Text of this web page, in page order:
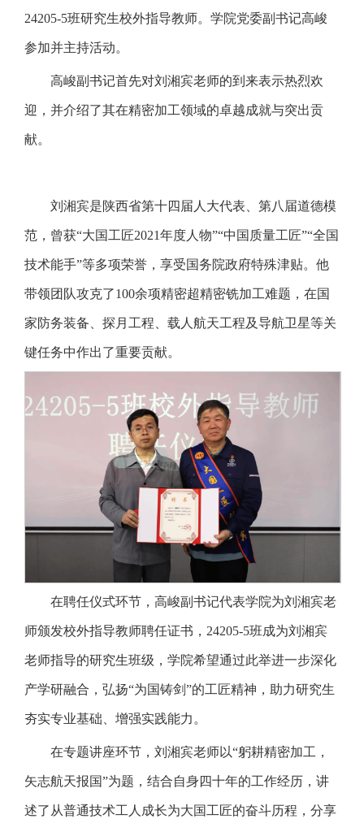
24205-5班研究生校外指导教师。学院党委副书记高峻
参加并主持活动。
高峻副书记首先对刘湘宾老师的到来表示热烈欢
迎，并介绍了其在精密加工领域的卓越成就与突出贡
献。
刘湘宾是陕西省第十四届人大代表、第八届道德模
范，曾获“大国工匠2021年度人物”“中国质量工匠”“全国
技术能手”等多项荣誉，享受国务院政府特殊津贴。他
带领团队攻克了100余项精密超精密铣加工难题，在国
家防务装备、探月工程、载人航天工程及导航卫星等关
键任务中作出了重要贡献。
在聘任仪式环节，高峻副书记代表学院为刘湘宾老
师颁发校外指导教师聘任证书，24205-5班成为刘湘宾
老师指导的研究生班级，学院希望通过此举进一步深化
产学研融合，弘扬“为国铸剑”的工匠精神，助力研究生
夯实专业基础、增强实践能力。
在专题讲座环节，刘湘宾老师以“躬耕精密加工，
矢志航天报国”为题，结合自身四十年的工作经历，讲
述了从普通技术工人成长为大国工匠的奋斗历程，分享